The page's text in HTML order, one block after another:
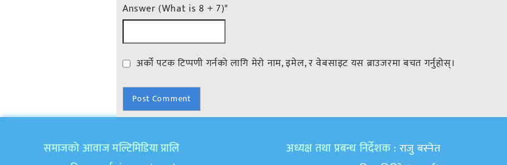
Answer (What is 8 + 7)*
अर्को पटक टिप्पणी गर्नको लागि मेरो नाम, इमेल, र वेबसाइट यस ब्राउजरमा बचत गर्नुहोस्।
समाजकाे आवाज मल्टिमिडिया प्रालि
अध्यक्ष तथा प्रबन्ध निर्देशक : राजु बस्नेत